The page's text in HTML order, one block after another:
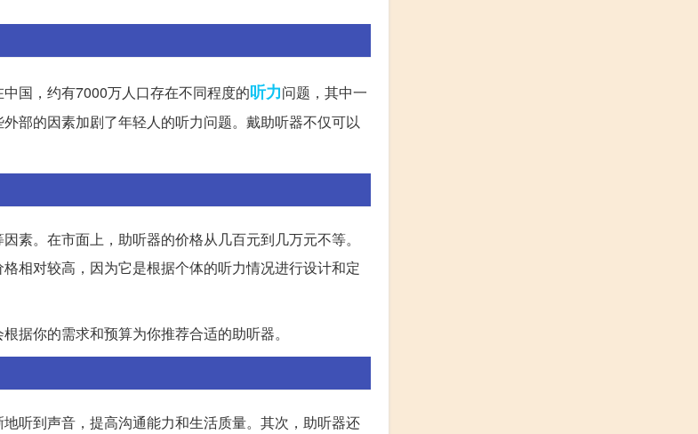
国，约有7000万人口存在不同程度的听力问题，其中一
部的因素加剧了年轻人的听力问题。戴助听器不仅可以
素。在市面上，助听器的价格从几百元到几万元不等。
相对较高，因为它是根据个体的听力情况进行设计和定
据你的需求和预算为你推荐合适的助听器。
听到声音，提高沟通能力和生活质量。其次，助听器还